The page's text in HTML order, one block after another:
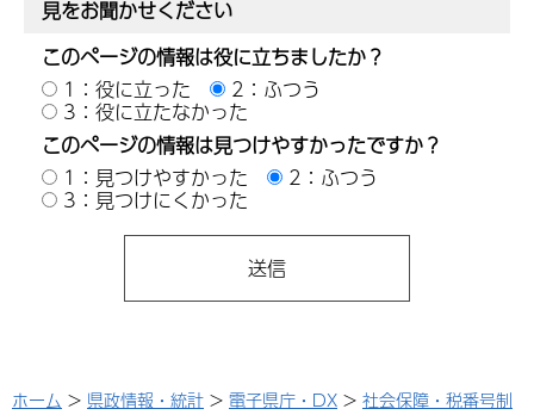
見をお聞かせください
このページの情報は役に立ちましたか？
1：役に立った
2：ふつう
3：役に立たなかった
このページの情報は見つけやすかったですか？
1：見つけやすかった
2：ふつう
3：見つけにくかった
ホーム > 県政情報・統計 > 電子県庁・DX > 社会保障・税番号制